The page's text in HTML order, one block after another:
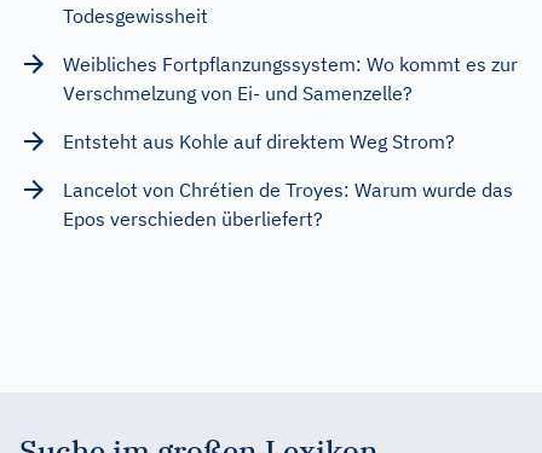
Todesgewissheit
Weibliches Fortpflanzungssystem: Wo kommt es zur
Verschmelzung von Ei- und Samenzelle?
Entsteht aus Kohle auf direktem Weg Strom?
Lancelot von Chrétien de Troyes: Warum wurde das
Epos verschieden überliefert?